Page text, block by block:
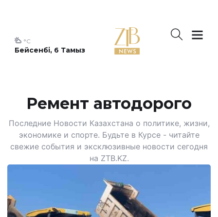
Бейсенбі, 6 Тамыз
°C
Ремент автодорого
Последние Новости Казахстана о политике, жизни,
экономике и спорте. Будьте в Курсе - читайте
свежие события и эксклюзивные новости сегодня
на ZTB.KZ.